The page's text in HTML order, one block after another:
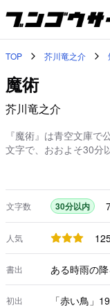
TOP 芥川竜之介
魔術
芥川竜之介
『魔術』は青空文庫
文字で、おおよそ30分
文字数 30分以内
人気
書出 ある時雨の降
初出 「赤い鳥」